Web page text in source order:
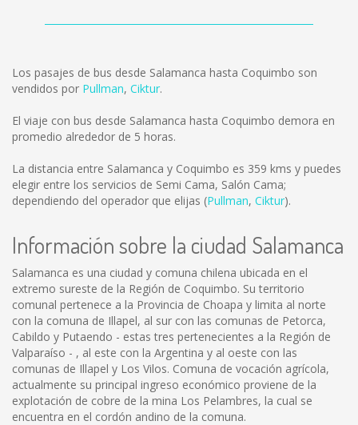
Los pasajes de bus desde Salamanca hasta Coquimbo son
vendidos por Pullman, Ciktur.
El viaje con bus desde Salamanca hasta Coquimbo demora en
promedio alrededor de 5 horas.
La distancia entre Salamanca y Coquimbo es 359 kms y puedes
elegir entre los servicios de Semi Cama, Salón Cama;
dependiendo del operador que elijas (Pullman, Ciktur).
Información sobre la ciudad Salamanca
Salamanca es una ciudad y comuna chilena ubicada en el
extremo sureste de la Región de Coquimbo. Su territorio
comunal pertenece a la Provincia de Choapa y limita al norte
con la comuna de Illapel, al sur con las comunas de Petorca,
Cabildo y Putaendo - estas tres pertenecientes a la Región de
Valparaíso - , al este con la Argentina y al oeste con las
comunas de Illapel y Los Vilos. Comuna de vocación agrícola,
actualmente su principal ingreso económico proviene de la
explotación de cobre de la mina Los Pelambres, la cual se
encuentra en el cordón andino de la comuna.